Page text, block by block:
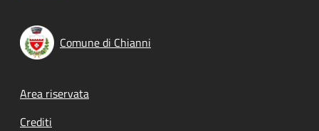
Comune di Chianni
Footer menu
Area riservata
Crediti